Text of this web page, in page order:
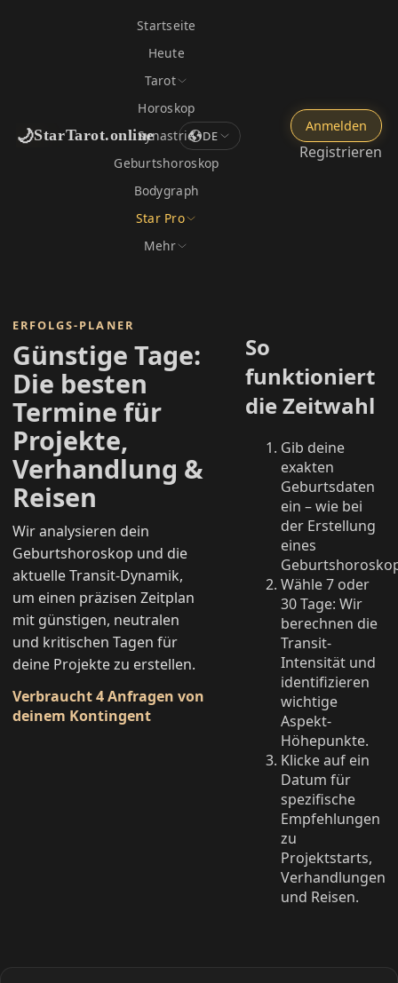
🌙StarTarot.online
Startseite
Heute
Tarot
Horoskop
Synastrie
Geburtshoroskop
Bodygraph
Star Pro
Mehr
DE
Anmelden
Registrieren
ERFOLGS-PLANER
Günstige Tage:
Die besten
Termine für
Projekte,
Verhandlung &
Reisen
Wir analysieren dein
Geburtshoroskop und die
aktuelle Transit-Dynamik,
um einen präzisen Zeitplan
mit günstigen, neutralen
und kritischen Tagen für
deine Projekte zu erstellen.
Verbraucht 4 Anfragen von
deinem Kontingent
So
funktioniert
die Zeitwahl
Gib deine
exakten
Geburtsdaten
ein – wie bei
der Erstellung
eines
Wähle 7 oder
30 Tage: Wir
berechnen die
Transit-
Intensität und
identifizieren
wichtige
Aspekt-
Höhepunkte.
Klicke auf ein
Datum für
spezifische
Empfehlungen
zu
Projektstarts,
Verhandlungen
und Reisen.